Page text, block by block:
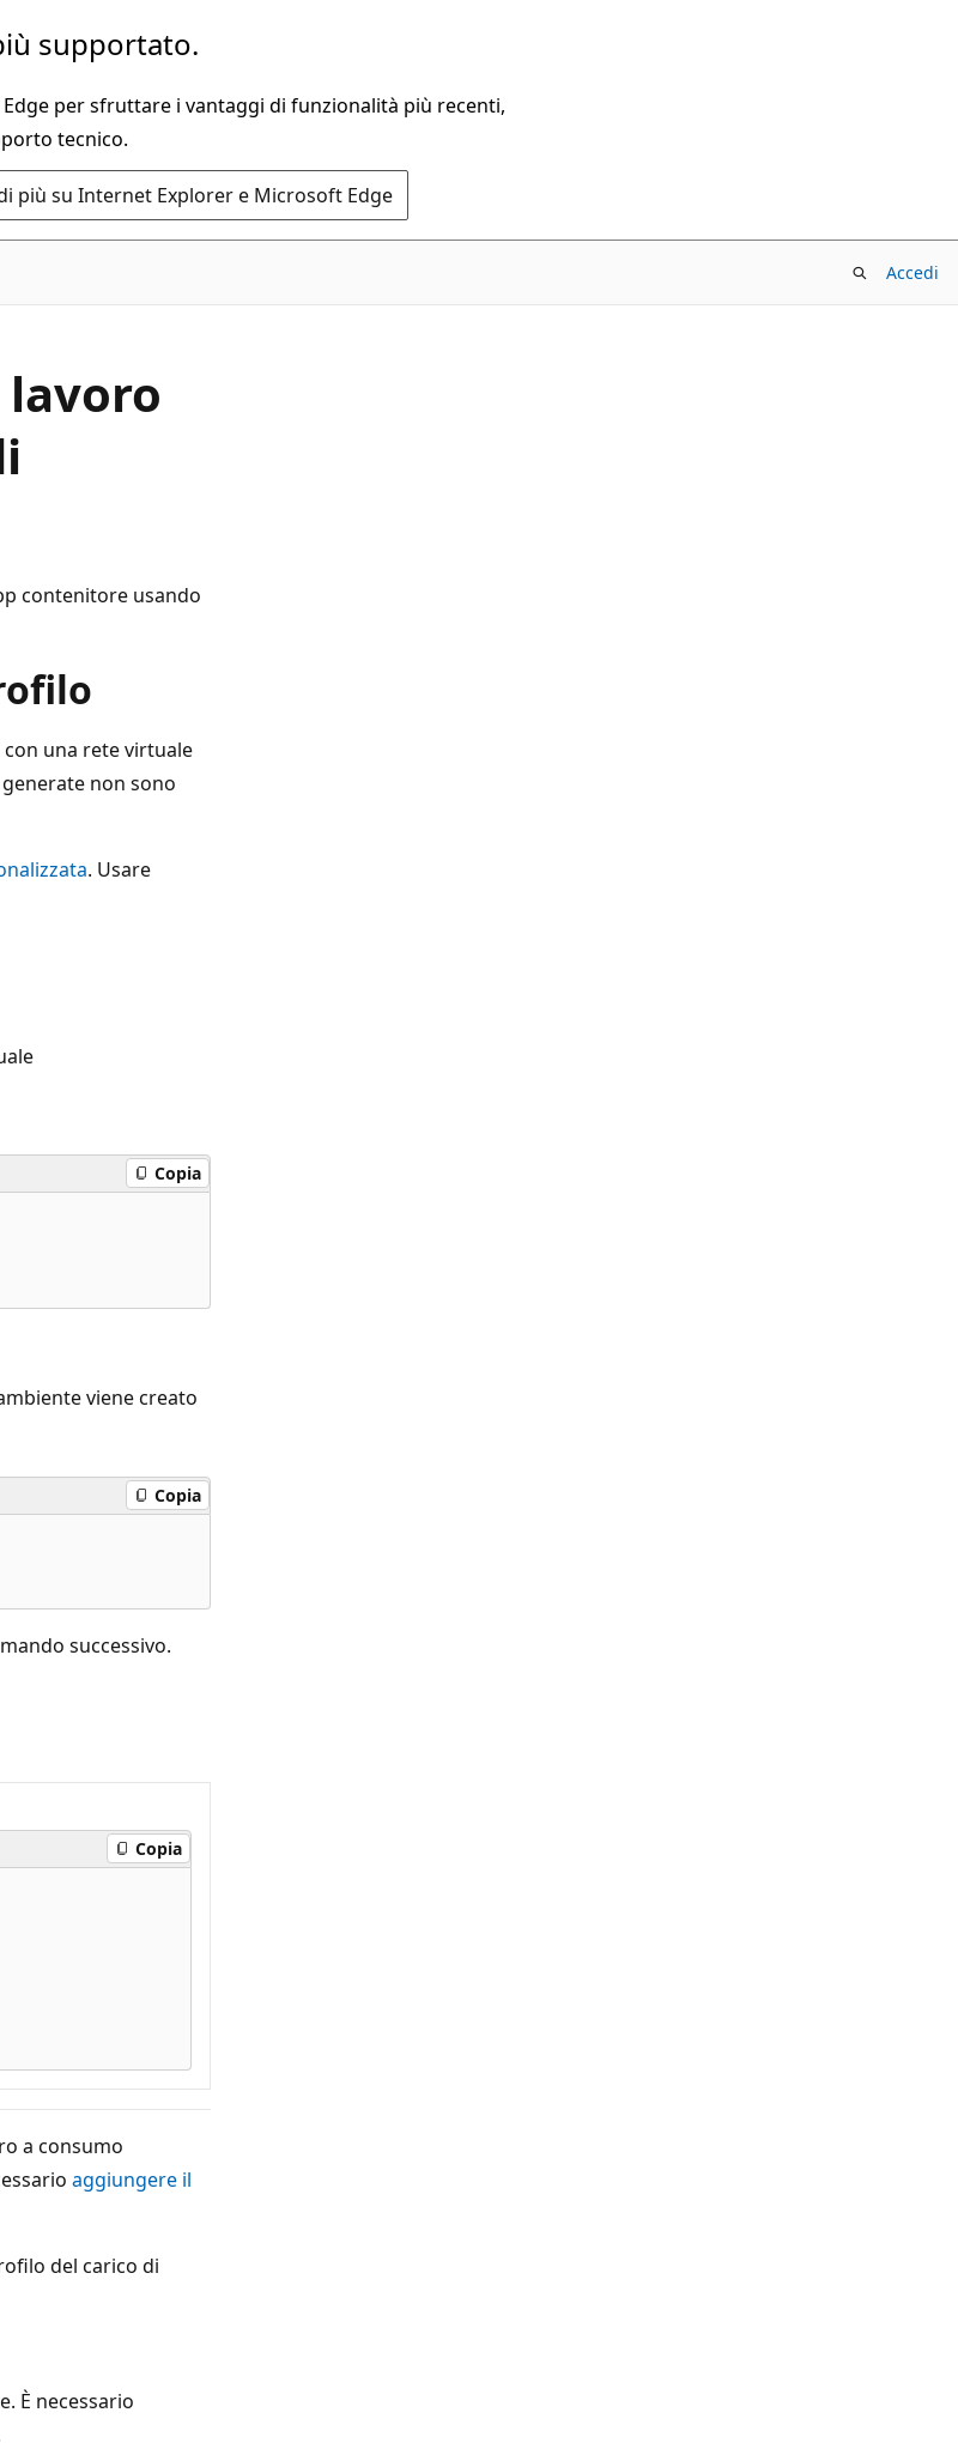
supportato.
per sfruttare i vantaggi di funzionalità più recenti,
tecnico.
più su Internet Explorer e Microsoft Edge
Accedi
contenitore usando
una rete virtuale
non sono
. Usare
Copia
viene creato
Copia
successivo.
Copia
a consumo
aggiungere il
del carico di
È necessario